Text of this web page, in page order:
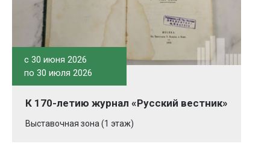
c 30 июня 2026
по 30 июля 2026
К 170-летию журнал «Русский вестник»
Выставочная зона (1 этаж)